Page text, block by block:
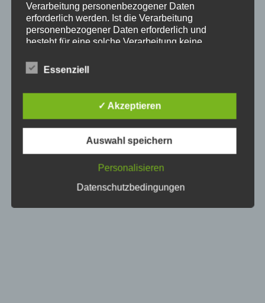
Verarbeitung personenbezogener Daten
erforderlich werden. Ist die Verarbeitung
personenbezogener Daten erforderlich und
besteht für eine solche Verarbeitung keine
Einwilligung der betroffenen Person ein.
beispielsweise des Namens, der Anschrift, E-Mail-
Adresse oder Telefonnummer einer betroffenen
Person, erfolgt stets im Einklang mit der
Datenschutz-Grundverordnung und in
Übereinstimmung mit den für uns geltenden
landesspezifischen Datenschutzbestimmungen.
Mittels dieser Datenschutzerklärung möchte unser
und Zweck der von uns erhobenen, genutzten und
Essenziell
✓ Akzeptieren
Auswahl speichern
Personalisieren
Datenschutzbedingungen